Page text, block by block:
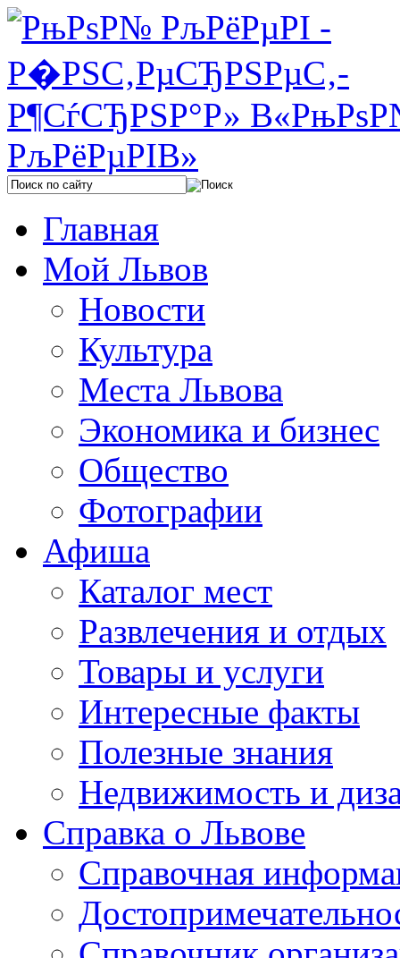
Главная
Мой Львов
Новости
Культура
Места Львова
Экономика и бизнес
Общество
Фотографии
Афиша
Каталог мест
Развлечения и отдых
Товары и услуги
Интересные факты
Полезные знания
Недвижимость и
Справка о Львове
Справочная